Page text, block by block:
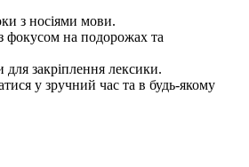
з носіями мови.
фокусом на подорожах та
закріплення лексики.
у зручний час та в будь-якому